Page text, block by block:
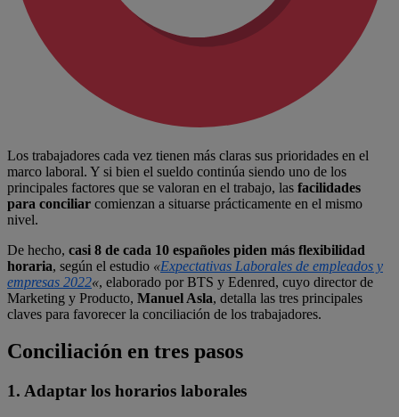
Los trabajadores cada vez tienen más claras sus prioridades en el
marco laboral. Y si bien el sueldo continúa siendo uno de los
principales factores que se valoran en el trabajo, las facilidades
para conciliar comienzan a situarse prácticamente en el mismo
nivel.
De hecho, casi 8 de cada 10 españoles piden más flexibilidad
horaria, según el estudio «Expectativas Laborales de empleados y
empresas 2022«, elaborado por BTS y Edenred, cuyo director de
Marketing y Producto, Manuel Asla, detalla las tres principales
claves para favorecer la conciliación de los trabajadores.
Conciliación en tres pasos
1. Adaptar los horarios laborales